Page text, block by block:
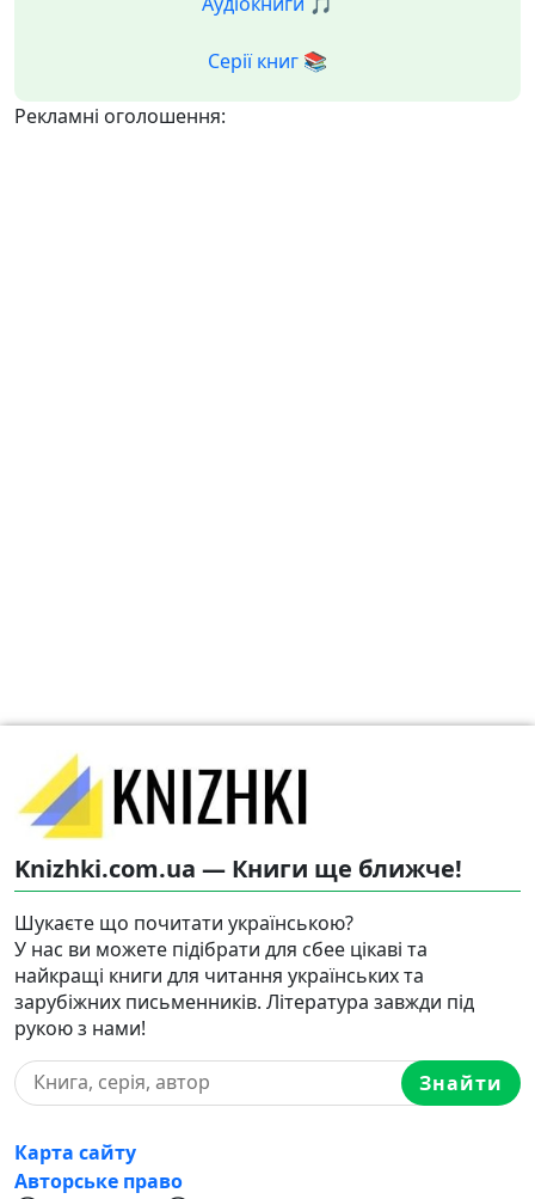
Серії книг 📚
Рекламні оголошення:
Knizhki.com.ua — Книги ще ближче!
Шукаєте що почитати українською?
У нас ви можете підібрати для сбее цікаві та
найкращі книги для читання українських та
зарубіжних письменників. Література завжди під
рукою з нами!
Знайти
Карта сайту
Авторське право